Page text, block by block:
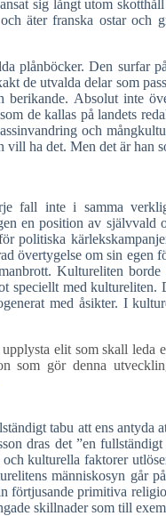
sig långt utom
äter franska ostar
plånböcker. Den surfar
de utvalda delar som
berikande. Absolut inte
de kallas på landets
och
ha det. Men det är han
fall inte i samma
en position av
politiska
övertygelse om sin
Kultureliten
speciellt med kultureliten.
med åsikter. I
elit som skall
som gör denna
tabu att ens antyda
dras det ”en
kulturella faktorer
människosyn går
förtjusande primitiva
skillnader som till